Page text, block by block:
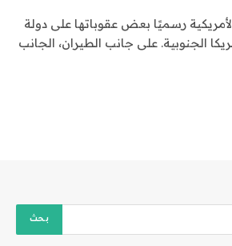
رسميًا بعض عقوباتها على دولة
الجنوبية. على جانب الطيران، الجانب